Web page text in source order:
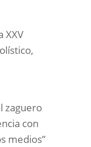
XXV
zaguero
con
medios”